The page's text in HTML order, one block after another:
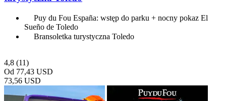
Puy du Fou España: wstęp do parku + nocny pokaz El
Sueño de Toledo
Bransoletka turystyczna Toledo
4,8 (11)
Od 77,43 USD
73,56 USD